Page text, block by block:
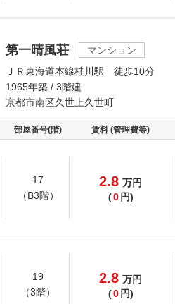
第一晴風荘
マンション
ＪＲ東海道本線桂川駅 徒歩10分
1965年築 / 3階建
京都市南区久世上久世町
部屋番号(階) 賃料 (管理費等)
17
（B3階）
2.8 万円
(0 円)
19
（3階）
2.8 万円
(0 円)